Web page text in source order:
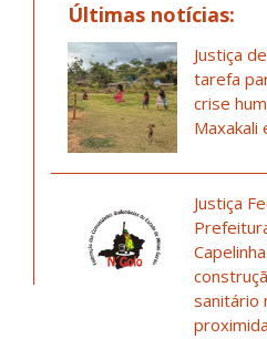
Últimas notícias:
Justiça
tarefa
crise
Maxakali
Justiça
sanitário